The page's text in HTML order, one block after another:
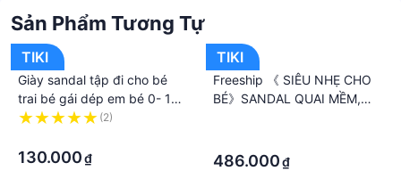
Sản Phẩm Tương Tự
TIKI
Giày sandal tập đi cho bé
trai bé gái dép em bé 0- 18
tháng có còi chíp chíp
(2)
130.000₫
TIKI
Freeship 《 SIÊU NHẸ CHO
BÉ》SANDAL QUAI MỀM,
486.000₫